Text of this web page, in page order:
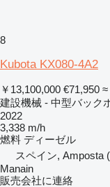
8
Kubota KX080-4A2
￥13,100,000 €71,950 ≈
建設機械 - 中型バック
2022
3,338 m/h
燃料 ディーゼル
スペイン, Amposta
Manain
販売会社に連絡